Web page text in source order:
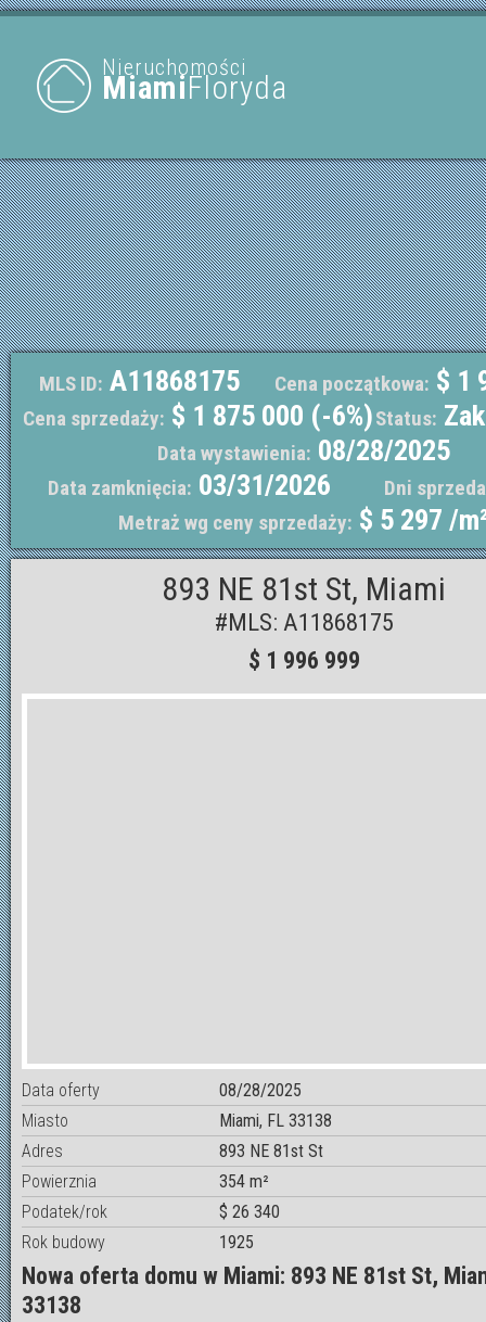
Nieruchomości
MiamiFloryda
MLS ID: A11868175 Cena początkowa: $ 1
Cena sprzedaży: $ 1 875 000 (-6%)Status:
Data wystawienia: 08/28/2025
Data zamknięcia: 03/31/2026
Dni
Metraż wg ceny sprzedaży: $ 5 297 /
893 NE 81st St, Miami
#MLS: A11868175
$ 1 996 999
Data oferty
08/28/2025
Miasto
Miami, FL 33138
Adres
893 NE 81st St
Powierznia
354 m²
Podatek/rok
$ 26 340
Rok budowy
1925
Nowa oferta domu w Miami: 893 NE 81st St,
33138